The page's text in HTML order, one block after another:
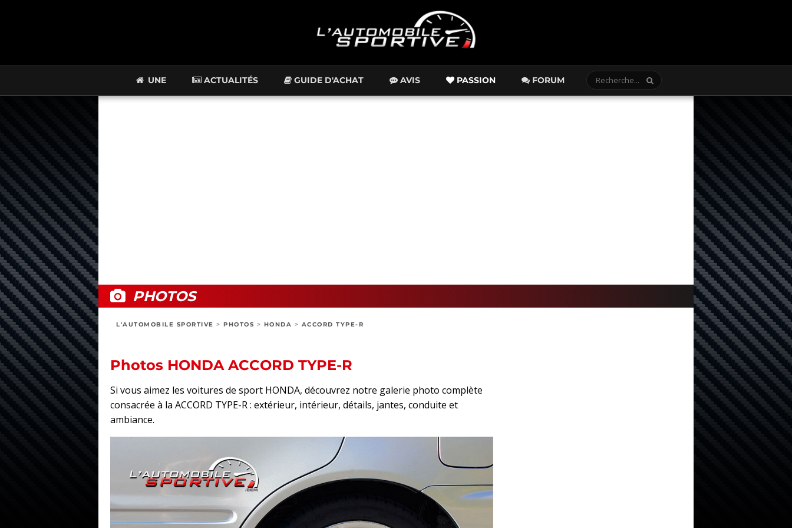
UNE ACTUALITÉS GUIDE D'ACHAT AVIS PASSION FORUM
PHOTOS
L'AUTOMOBILE SPORTIVE > PHOTOS > HONDA > ACCORD TYPE-R
Photos HONDA ACCORD TYPE-R
Si vous aimez les voitures de sport HONDA, découvrez notre galerie photo complète
consacrée à la ACCORD TYPE-R : extérieur, intérieur, détails, jantes, conduite et
ambiance.